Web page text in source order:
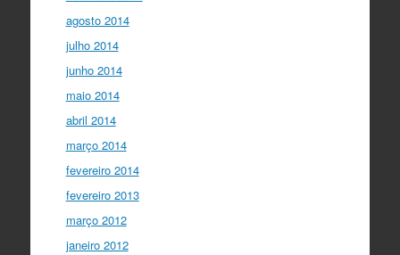
agosto 2014
julho 2014
junho 2014
maio 2014
abril 2014
março 2014
fevereiro 2014
fevereiro 2013
março 2012
janeiro 2012